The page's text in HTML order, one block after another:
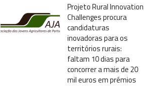
Projeto Rural Innovation
Challenges procura
candidaturas
inovadoras para os
territórios rurais:
faltam 10 dias para
concorrer a mais de 20
mil euros em prémios